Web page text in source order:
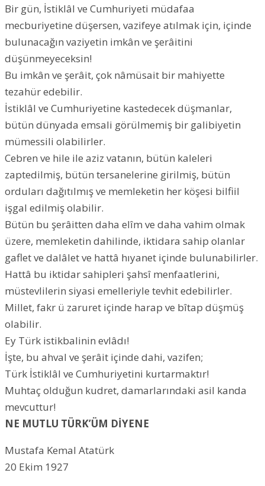
Bir gün, İstiklâl ve Cumhuriyeti müdafaa
mecburiyetine düşersen, vazifeye atılmak için, içinde
bulunacağın vaziyetin imkân ve şerâitini
düşünmeyeceksin!
Bu imkân ve şerâit, çok nâmüsait bir mahiyette
tezahür edebilir.
İstiklâl ve Cumhuriyetine kastedecek düşmanlar,
bütün dünyada emsali görülmemiş bir galibiyetin
mümessili olabilirler.
Cebren ve hile ile aziz vatanın, bütün kaleleri
zaptedilmiş, bütün tersanelerine girilmiş, bütün
orduları dağıtılmış ve memleketin her köşesi bilfiil
işgal edilmiş olabilir.
Bütün bu şerâitten daha elîm ve daha vahim olmak
üzere, memleketin dahilinde, iktidara sahip olanlar
gaflet ve dalâlet ve hattâ hıyanet içinde bulunabilirler.
Hattâ bu iktidar sahipleri şahsî menfaatlerini,
müstevlilerin siyasi emelleriyle tevhit edebilirler.
Millet, fakr ü zaruret içinde harap ve bîtap düşmüş
olabilir.
Ey Türk istikbalinin evlâdı!
İşte, bu ahval ve şerâit içinde dahi, vazifen;
Türk İstiklâl ve Cumhuriyetini kurtarmaktır!
Muhtaç olduğun kudret, damarlarındaki asil kanda
mevcuttur!
NE MUTLU TÜRK’ÜM DİYENE
Mustafa Kemal Atatürk
20 Ekim 1927